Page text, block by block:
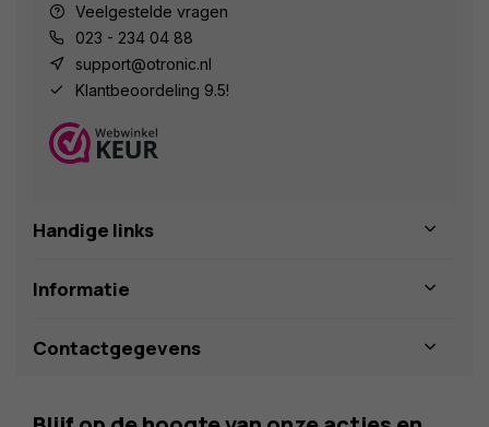
Veelgestelde vragen
023 - 234 04 88
support@otronic.nl
Klantbeoordeling 9.5!
Handige links
Informatie
Contactgegevens